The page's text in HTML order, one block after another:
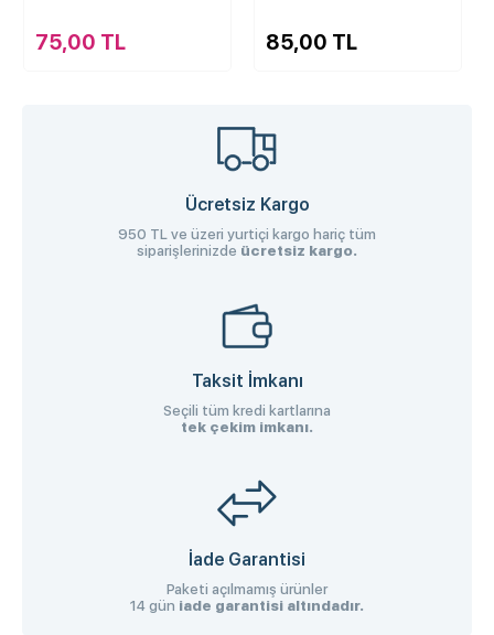
75,00 TL 85,00 TL
Ücretsiz Kargo
950 TL ve üzeri yurtiçi kargo hariç tüm
siparişlerinizde ücretsiz kargo.
Taksit İmkanı
Seçili tüm kredi kartlarına
tek çekim imkanı.
İade Garantisi
Paketi açılmamış ürünler
14 gün iade garantisi altındadır.